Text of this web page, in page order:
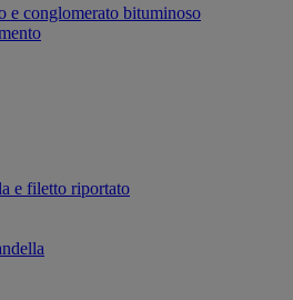
e conglomerato bituminoso
e filetto riportato